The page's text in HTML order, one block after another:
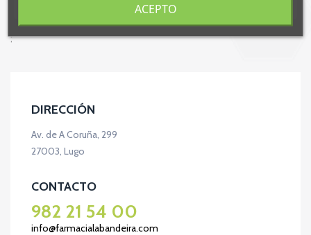
;
DIRECCIÓN
Av. de A Coruña, 299
27003, Lugo
CONTACTO
982 21 54 00
info@farmacialabandeira.com
ACEPTO